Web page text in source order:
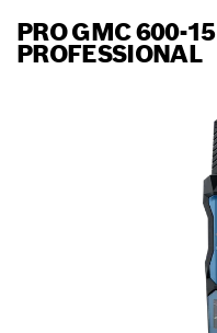
PRO GMC 600-15
PROFESSIONAL